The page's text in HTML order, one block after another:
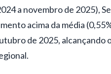
a novembro de 2025),
acima da média
de 2025, alcançando